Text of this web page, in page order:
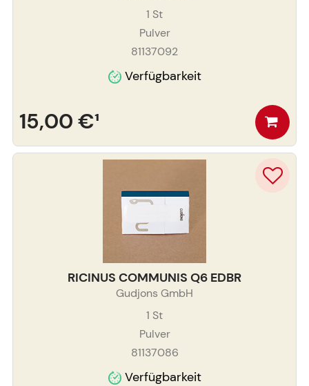
1 St
Pulver
81137092
Verfügbarkeit
15,00 €¹
RICINUS COMMUNIS Q6 EDBR
Gudjons GmbH
1 St
Pulver
81137086
Verfügbarkeit